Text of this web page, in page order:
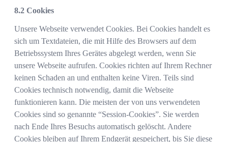
Cookies
Unsere Webseite verwendet Cookies. Bei Cookies handelt es
sich um Textdateien, die mit Hilfe des Browsers auf dem
Betriebssystem Ihres Gerätes abgelegt werden, wenn Sie
unsere Webseite aufrufen. Cookies richten auf Ihrem Rechner
keinen Schaden an und enthalten keine Viren. Teils sind
Cookies technisch notwendig, damit die Webseite
funktionieren kann. Die meisten der von uns verwendeten
Cookies sind so genannte “Session-Cookies”. Sie werden
nach Ende Ihres Besuchs automatisch gelöscht. Andere
Cookies bleiben auf Ihrem Endgerät gespeichert, bis Sie diese